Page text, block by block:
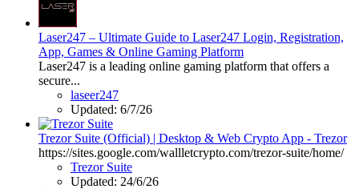
Laser247 – Ultimate Guide to Laser247 Login, Registration,
App, Games & Online Gaming Platform
Laser247 is a leading online gaming platform that offers a
secure...
laseer247
Updated: 6/7/26
Trezor Suite (Official) | Desktop & Web Crypto App - Trezor
https://sites.google.com/wallletcrypto.com/trezor-suite/home/
Trezor Suite
Updated: 24/6/26